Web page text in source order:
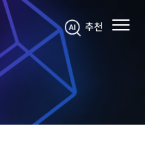
추천